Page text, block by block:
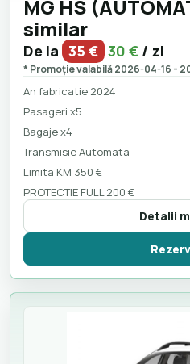
MG HS
similar
De la 35 € 30 € / zi
* Promoție valabilă 2026-04-16 -
An fabricatie 2024
Pasageri x5
Bagaje x4
Transmisie Automata
Limita KM 350 €
PROTECTIE FULL 200 €
Detalii